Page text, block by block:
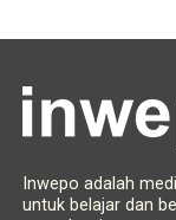
Inwepo adalah
untuk belajar dan